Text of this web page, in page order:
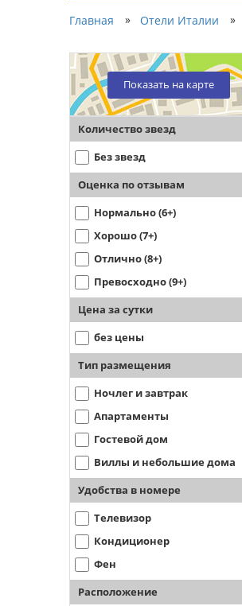
Главная » Отели Италии »
Показать на карте
Количество звезд
Без звезд
Оценка по отзывам
Нормально (6+)
Хорошо (7+)
Отлично (8+)
Превосходно (9+)
Цена за сутки
без цены
Тип размещения
Ночлег и завтрак
Апартаменты
Гостевой дом
Виллы и небольшие дома
Удобства в номере
Телевизор
Кондиционер
Фен
Расположение